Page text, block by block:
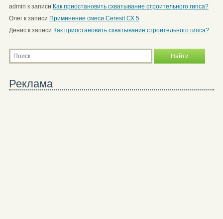
admin к записи Как приостановить схватывание строительного гипса?
Олегк записи Приминение смеси Ceresit СХ 5
Дениск записи Как приостановить схватывание строительного гипса?
Реклама